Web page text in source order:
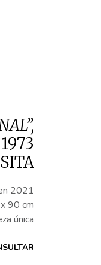
1973
2021
90 cm
única